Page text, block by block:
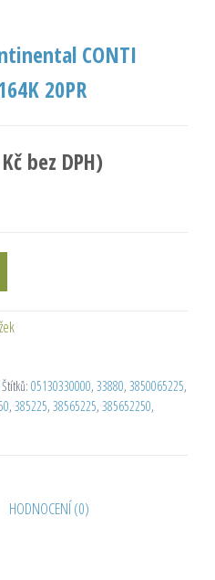
CONTI
20PR
Kč bez DPH)
Štítků: 05130330000, 33880, 3850065225,
, 385225, 38565225, 385652250,
HODNOCENÍ (0)